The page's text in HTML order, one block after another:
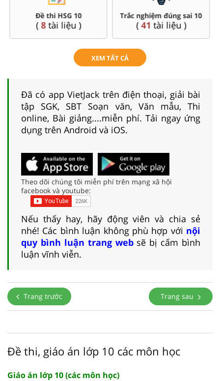
Đề thi HSG 10
(8tài liệu )
Trắc nghiệm đúng sai 10
(41tài liệu )
XEM TẤT CẢ
Đã có app VietJack trên điện thoại, giải bài
tập SGK, SBT Soạn văn, Văn mẫu, Thi
online, Bài giảng....miễn phí. Tải ngay ứng
dụng trên Android và iOS.
Theo dõi chúng tôi miễn phí trên mạng xã hội
facebook và youtube:
Nếu thấy hay, hãy động viên và chia sẻ
nhé! Các bình luận không phù hợp với nội
quy bình luận trang websẽ bị cấm bình
luận vĩnh viễn.
Trang trước Trang sau
Đề thi, giáo án lớp 10 các môn học
Giáo án lớp 10 (các môn học)